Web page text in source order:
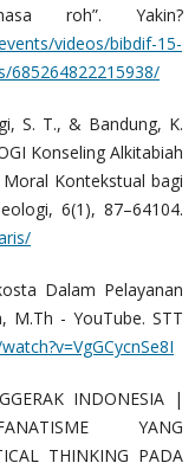
roh”. Yakin?
videos/bibdif-15-
685264822215938/
S. T., & Bandung, K.
Konseling Alkitabiah
Kontekstual bagi
6(1), 87–64104.
Dalam Pelayanan
M.Th - YouTube. STT
INDONESIA |
YANG
THINKING PADA